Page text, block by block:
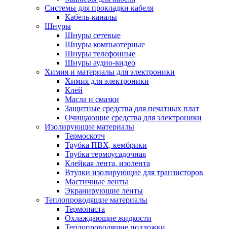
Системы для прокладки кабеля
Кабель-каналы
Шнуры
Шнуры сетевые
Шнуры компьютерные
Шнуры телефонные
Шнуры аудио-видео
Химия и материалы для электроники
Химия для электроники
Клей
Масла и смазки
Защитные средства для печатных плат
Очищающие средства для электроники
Изолирующие материалы
Термоскотч
Трубка ПВХ, кембрики
Трубка термоусадочная
Клейкая лента, изолента
Втулки изолирующие для транзисторов
Мастичные ленты
Экранирующие ленты
Теплопроводящие материалы
Термопаста
Охлаждающие жидкости
Теплопроводящие подложки